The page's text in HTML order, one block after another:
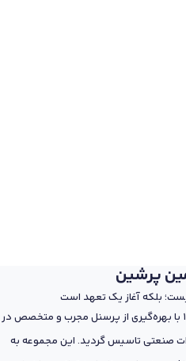
پرشین
بلکه آغاز یک تعهد است
شرکت پارس تامین پرشین در سال 1389 با بهره‌گیری از پرسنل مجرب و متخصص در
صنعتی تاسیس گردید. این مجموعه به